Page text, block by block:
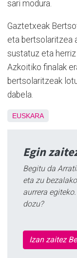
sari modura.
Gaztetxeak
eta bertsolaritzea
sustatuz eta
Azkoitiko finalak
bertsolaritzeak
dabela.
EUSKARA
Egin
Begitu da
eta zu
aurrera
dozu?
Izan zaitez